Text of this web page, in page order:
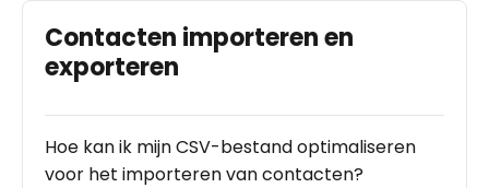
Contacten importeren en
exporteren
Hoe kan ik mijn CSV-bestand optimaliseren
voor het importeren van contacten?